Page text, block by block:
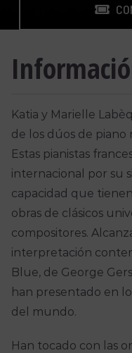
Katia y Marielle
de los dúos de
Estas pianistas
internacional por su
capacidad que
obras de clásicos
compositores.
interpretación
Blue, de George
han presentado en
del mundo.
Han tocado con las